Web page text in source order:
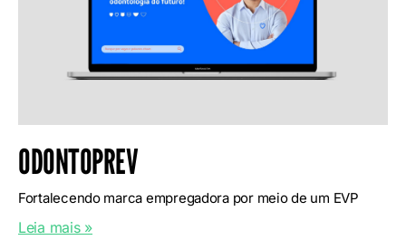
ODONTOPREV
Fortalecendo marca empregadora por meio de um EVP
Leia mais »